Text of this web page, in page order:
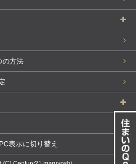
の方法
表示に切り替え